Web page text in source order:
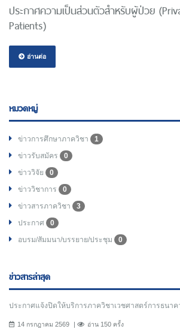
ประกาศความเป็นส่วนตัวสำหรับผู้ป่วย
Patients)
อ่านต่อ
หมวดหมู่
ข่าวการศึกษาภาควิชา
1
ข่าวรับสมัคร
0
ข่าววิจัย
0
ข่าววิชาการ
0
ข่าวสารภาควิชา
3
ประกาศ
0
อบรม/สัมมนา/บรรยาย/ประชุม
0
ข่าวสารล่าสุด
ประกาศแจ้งปิดให้บริการภาควิชาเวชศาสตร์การธนาค
14 กรกฎาคม 2569 อ่าน 150 ครั้ง